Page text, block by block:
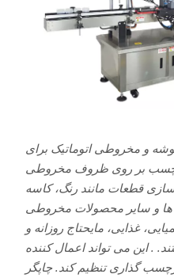
و مخروطی اتوماتیک برای
بر روی ظروف مخروطی
قطعات مانند رنگ، کاسه
ها و سایر محصولات مخروطی
غذایی، مایحتاج روزانه و
. این می تواند اعمال کننده
گذاری تنظیم کند. چاپگر